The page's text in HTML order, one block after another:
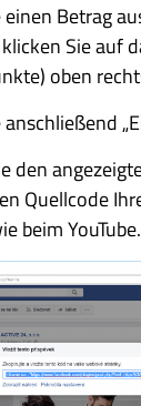
Betrag
Sie auf
oben
den
Quellcode
beim YouTube.